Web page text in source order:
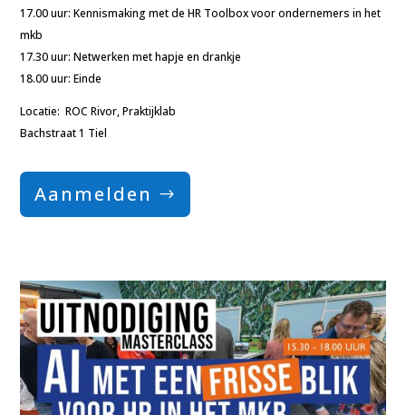
17.00 uur: Kennismaking met de HR Toolbox voor ondernemers in het
mkb
17.30 uur: Netwerken met hapje en drankje
18.00 uur: Einde
Locatie: ROC Rivor, Praktijklab
Bachstraat 1 Tiel
Aanmelden